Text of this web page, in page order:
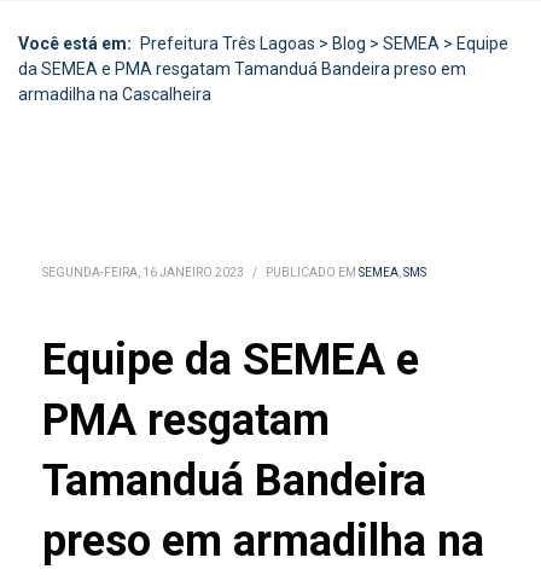
Você está em: Prefeitura Três Lagoas > Blog > SEMEA > Equipe
da SEMEA e PMA resgatam Tamanduá Bandeira preso em
armadilha na Cascalheira
SEGUNDA-FEIRA, 16 JANEIRO 2023 / PUBLICADO EM SEMEA,SMS
Equipe da SEMEA e
PMA resgatam
Tamanduá Bandeira
preso em armadilha na